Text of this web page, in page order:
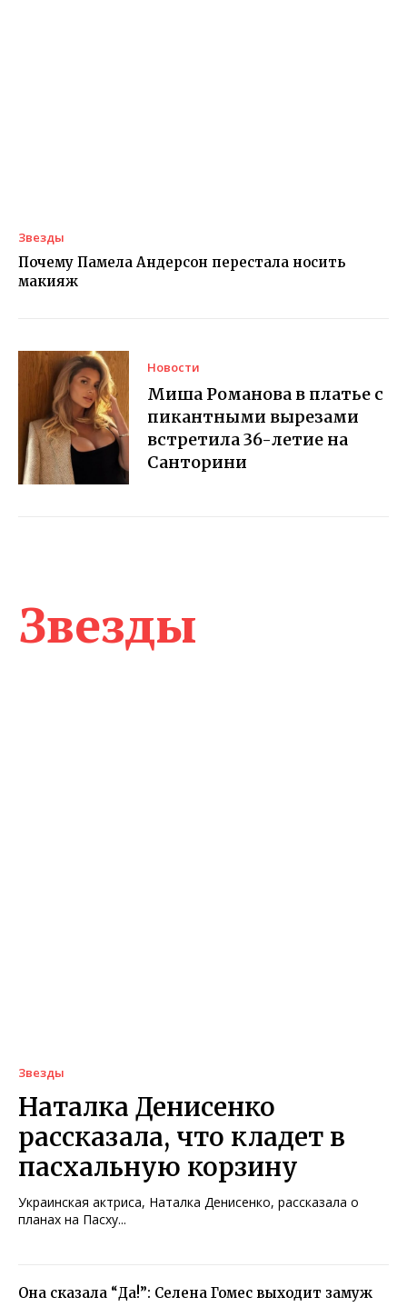
Звезды
Почему Памела Андерсон перестала носить
макияж
Новости
Миша Романова в платье с
пикантными вырезами
встретила 36-летие на
Санторини
Звезды
Звезды
Наталка Денисенко
рассказала, что кладет в
пасхальную корзину
Украинская актриса, Наталка Денисенко, рассказала о
планах на Пасху...
Она сказала “Да!”: Селена Гомес выходит замуж